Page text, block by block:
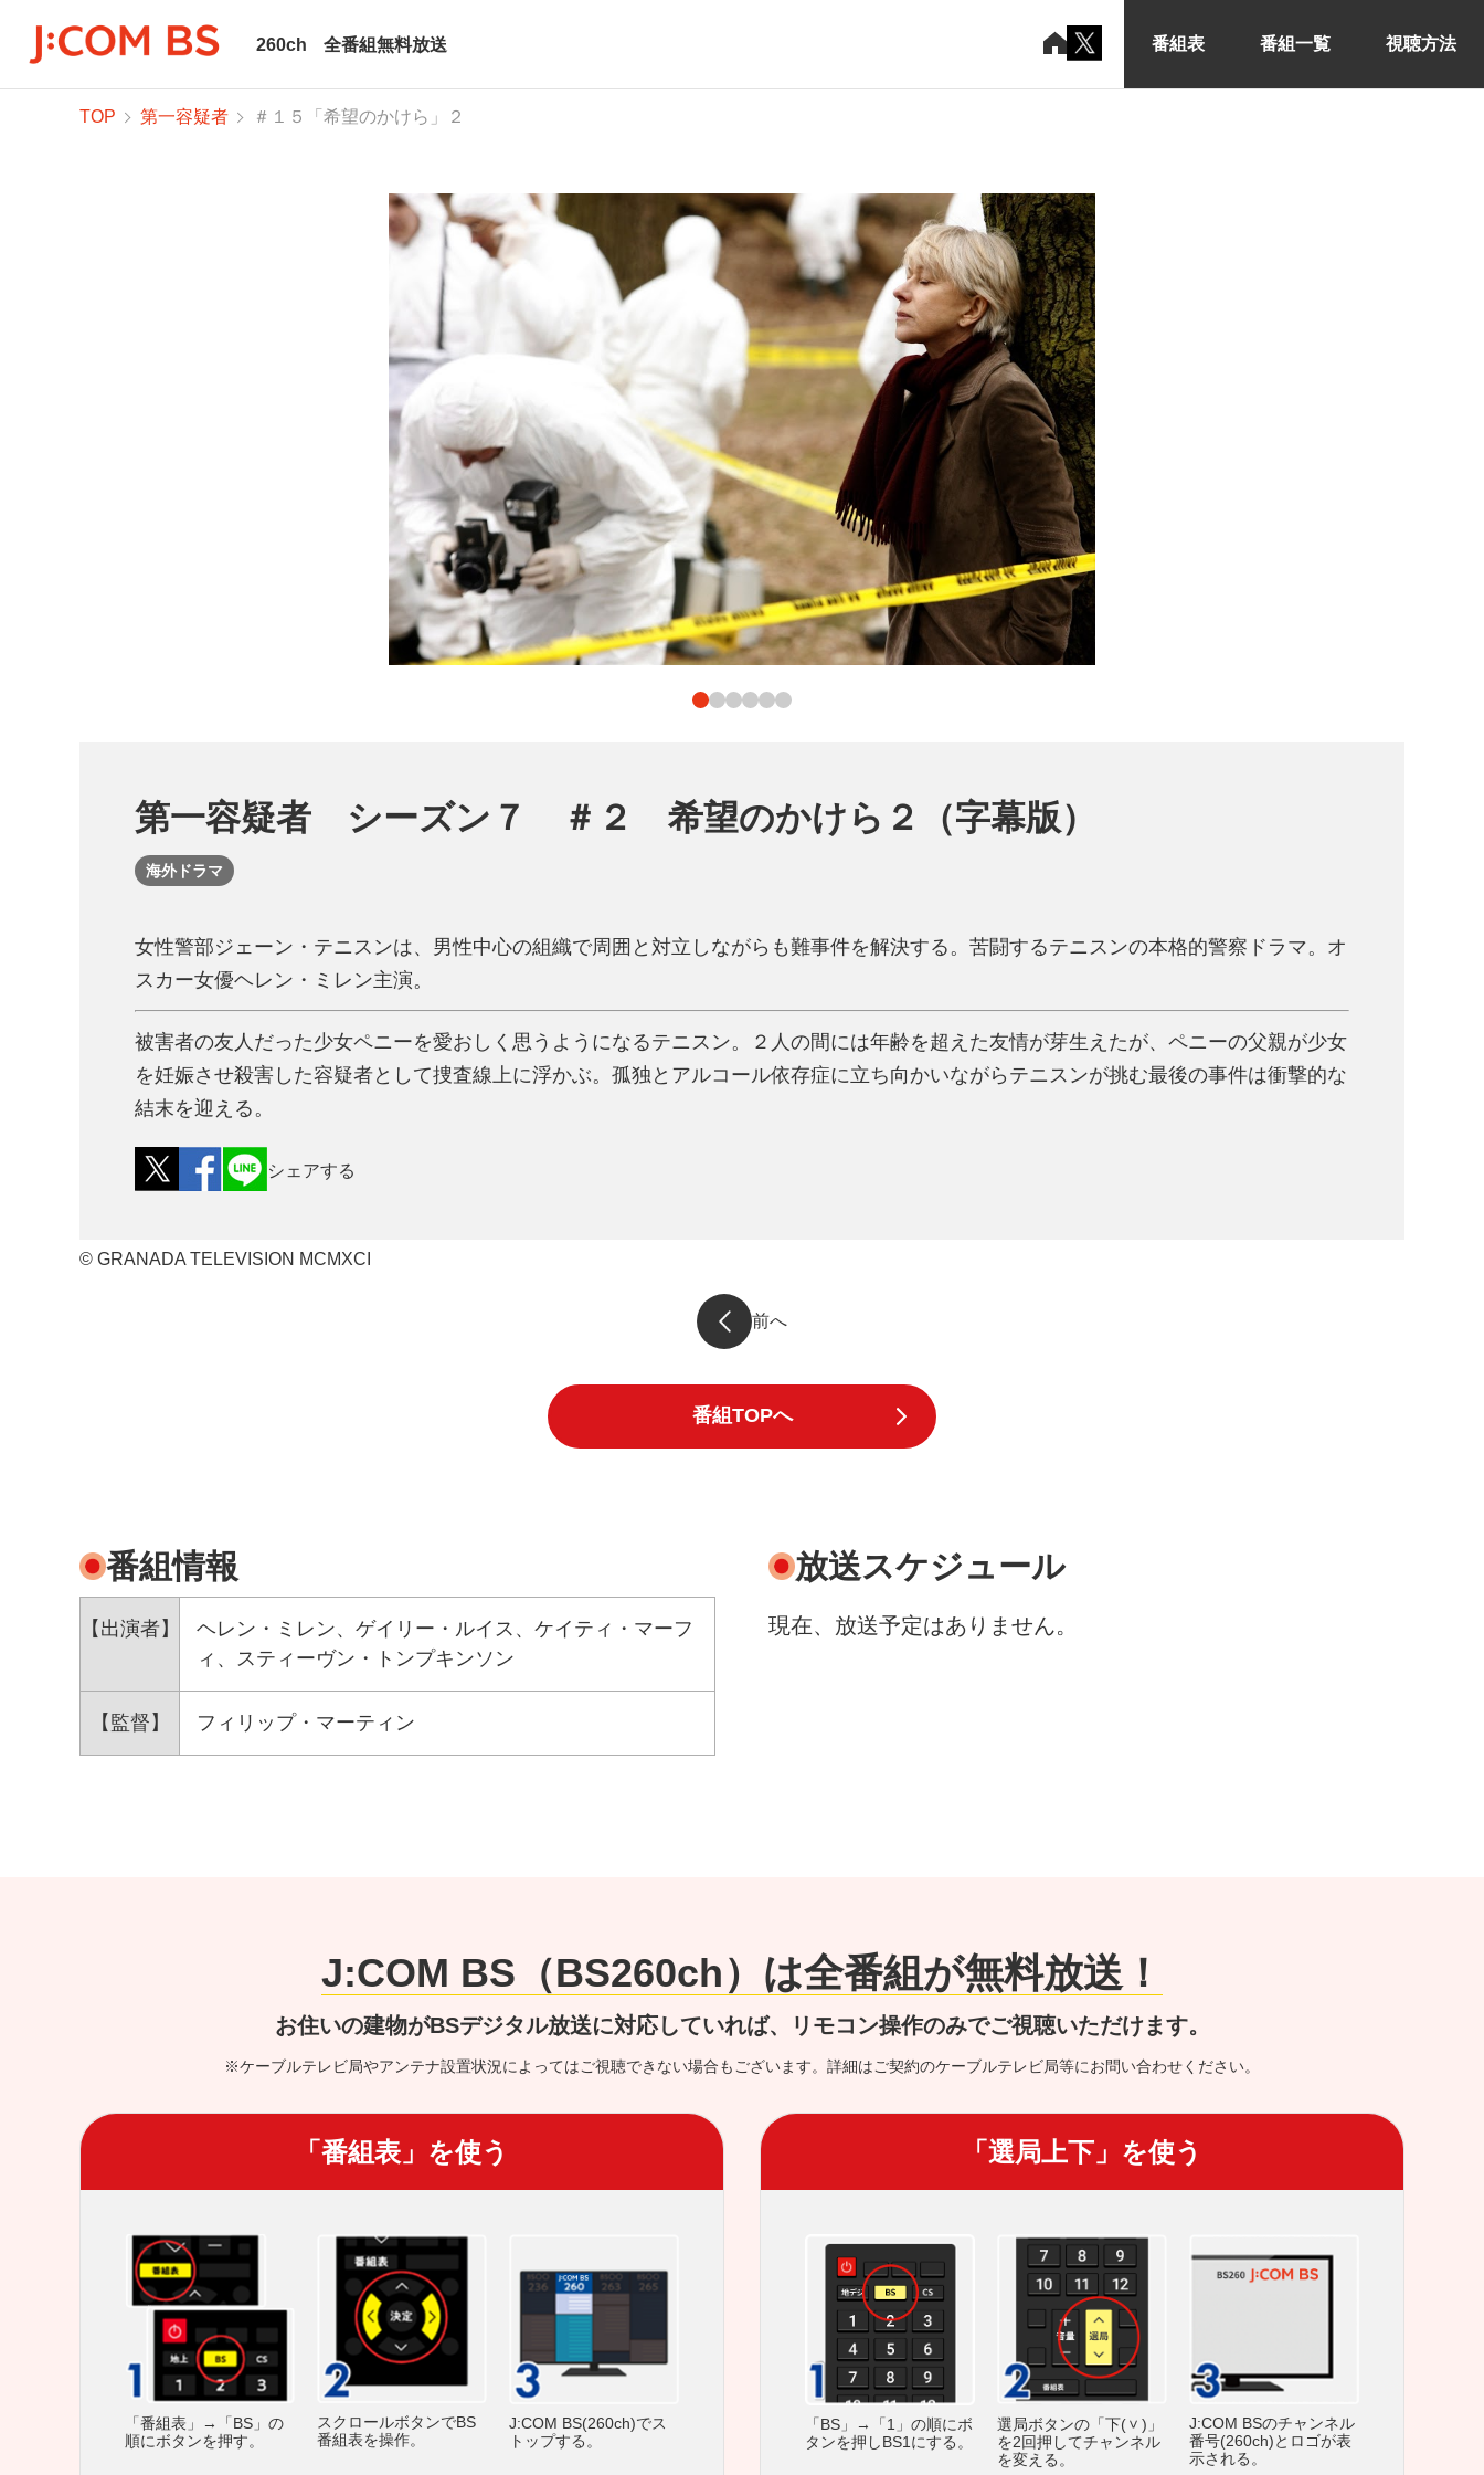
260ch 全番組無料放送 番組表 番組一覧 視聴方法
TOP 第一容疑者 ＃１５「希望のかけら」２
第一容疑者 シーズン７ ＃２ 希望のかけら２（字幕版）
海外ドラマ
女性警部ジェーン・テニスンは、男性中心の組織で周囲と対立しながらも難事件を解決する。苦闘するテニスンの本格的警察ドラマ。オ
スカー女優ヘレン・ミレン主演。
被害者の友人だった少女ペニーを愛おしく思うようになるテニスン。２人の間には年齢を超えた友情が芽生えたが、ペニーの父親が少女
を妊娠させ殺害した容疑者として捜査線上に浮かぶ。孤独とアルコール依存症に立ち向かいながらテニスンが挑む最後の事件は衝撃的な
結末を迎える。
シェアする
© GRANADA TELEVISION MCMXCI
前へ
番組TOPへ
番組情報
【出演者】
ヘレン・ミレン、ゲイリー・ルイス、ケイティ・マーフ
ィ、スティーヴン・トンプキンソン
【監督】 フィリップ・マーティン
放送スケジュール
現在、放送予定はありません。
J:COM BS（BS260ch）は全番組が無料放送！
お住いの建物がBSデジタル放送に対応していれば、リモコン操作のみでご視聴いただけます。
※ケーブルテレビ局やアンテナ設置状況によってはご視聴できない場合もございます。詳細はご契約のケーブルテレビ局等にお問い合わせください。
「番組表」を使う
「番組表」→「BS」の
順にボタンを押す。
スクロールボタンでBS
番組表を操作。
J:COM BS(260ch)でス
トップする。
「選局上下」を使う
「BS」→「1」の順にボ
タンを押しBS1にする。
選局ボタンの「下(
)」
を2回押してチャンネル
を変える。
J:COM BSのチャンネル
番号(260ch)とロゴが表
示される。